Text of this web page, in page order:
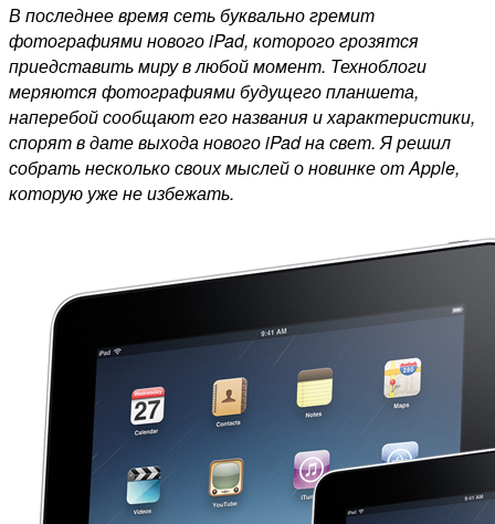
В последнее время сеть буквально гремит
фотографиями нового iPad, которого грозятся
приедставить миру в любой момент. Техноблоги
меряются фотографиями будущего планшета,
наперебой сообщают его названия и характеристики,
спорят в дате выхода нового iPad на свет. Я решил
собрать несколько своих мыслей о новинке от Apple,
которую уже не избежать.